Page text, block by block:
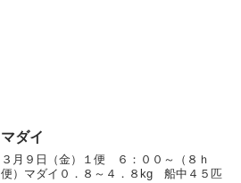
マダイ
３月９日（金）１便 ６：００～（８ｈ
便）マダイ０．８～４．８kg 船中４５匹